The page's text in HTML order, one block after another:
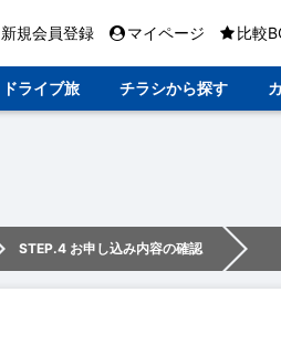
新規会員登録 マイページ 比較
ドライブ旅 チラシから探す
STEP.4 お申し込み内容の確認